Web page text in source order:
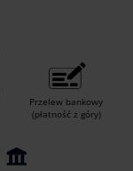
Przelew bankowy
(płatność z góry)